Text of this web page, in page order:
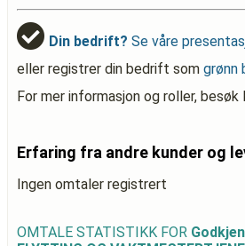
Din bedrift? Se våre
eller registrer din bedrift som grønn
For mer informasjon og roller,
Erfaring fra andre kunder og
Ingen omtaler registrert
OMTALE STATISTIKK FOR